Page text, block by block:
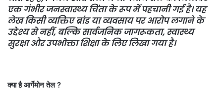
एक गंभीर जनस्वास्थ्य चिंता के रूप में पहचानी गई है। यह
लेख किसी व्यक्तिए ब्रांड या व्यवसाय पर आरोप लगाने के
उद्देश्य से नहीं, बल्कि सार्वजनिक जागरूकता, स्वास्थ्य
सुरक्षा और उपभोक्ता शिक्षा के लिए लिखा गया है।
क्या है आर्गेमोन तेल ?